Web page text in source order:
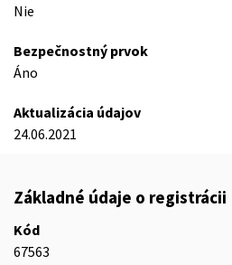
Nie
Bezpečnostný prvok
Áno
Aktualizácia údajov
24.06.2021
Základné údaje o registrácii
Kód
67563